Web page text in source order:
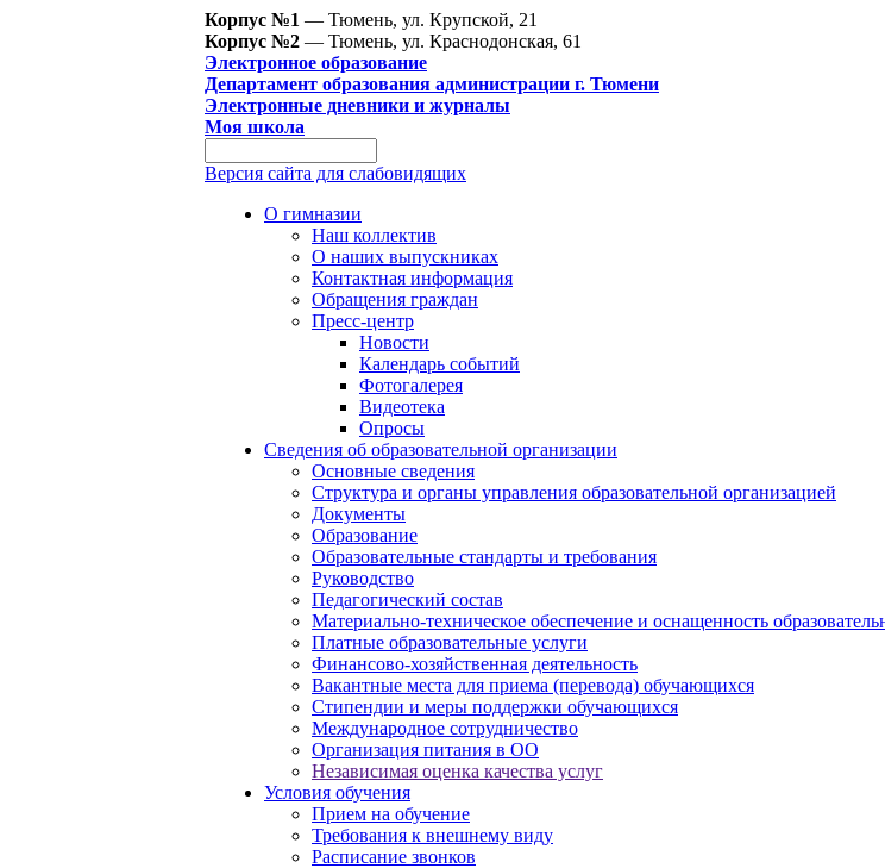
Корпус №1 — Тюмень, ул. Крупской, 21
Корпус №2 — Тюмень, ул. Краснодонская, 61
Электронное образование
Департамент образования администрации г. Тюмени
Электронные дневники и журналы
Моя школа
Версия сайта для слабовидящих
О гимназии
Наш коллектив
О наших выпускниках
Контактная информация
Обращения граждан
Пресс-центр
Новости
Календарь событий
Фотогалерея
Видеотека
Опросы
Сведения об образовательной организации
Основные сведения
Структура и органы управления образовательной организацией
Документы
Образование
Образовательные стандарты и требования
Руководство
Педагогический состав
Материально-техническое обеспечение и оснащенность
Платные образовательные услуги
Финансово-хозяйственная деятельность
Вакантные места для приема (перевода) обучающихся
Стипендии и меры поддержки обучающихся
Международное сотрудничество
Организация питания в ОО
Независимая оценка качества услуг
Условия обучения
Прием на обучение
Требования к внешнему виду
Расписание звонков